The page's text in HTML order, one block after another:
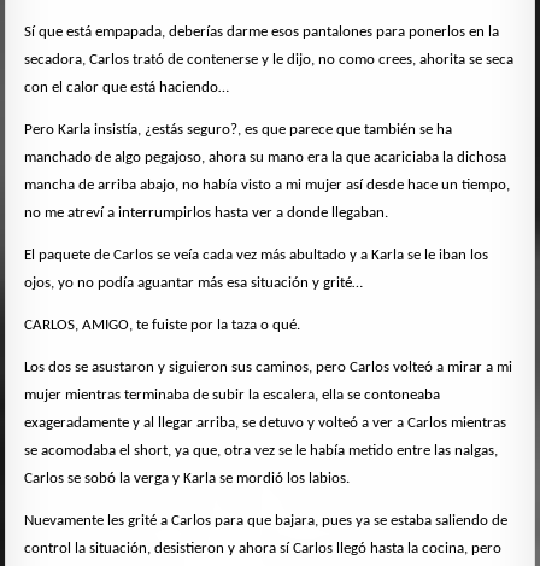
Sí que está empapada, deberías darme esos pantalones para ponerlos en la
secadora, Carlos trató de contenerse y le dijo, no como crees, ahorita se seca
con el calor que está haciendo…
Pero Karla insistía, ¿estás seguro?, es que parece que también se ha
manchado de algo pegajoso, ahora su mano era la que acariciaba la dichosa
mancha de arriba abajo, no había visto a mi mujer así desde hace un tiempo,
no me atreví a interrumpirlos hasta ver a donde llegaban.
El paquete de Carlos se veía cada vez más abultado y a Karla se le iban los
ojos, yo no podía aguantar más esa situación y grité…
CARLOS, AMIGO, te fuiste por la taza o qué.
Los dos se asustaron y siguieron sus caminos, pero Carlos volteó a mirar a mi
mujer mientras terminaba de subir la escalera, ella se contoneaba
exageradamente y al llegar arriba, se detuvo y volteó a ver a Carlos mientras
se acomodaba el short, ya que, otra vez se le había metido entre las nalgas,
Carlos se sobó la verga y Karla se mordió los labios.
Nuevamente les grité a Carlos para que bajara, pues ya se estaba saliendo de
control la situación, desistieron y ahora sí Carlos llegó hasta la cocina, pero